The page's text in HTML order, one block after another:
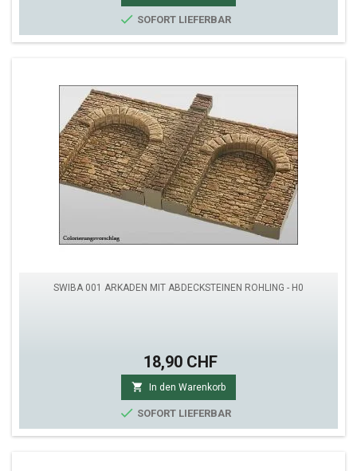
 SOFORT LIEFERBAR
SWIBA 001 ARKADEN MIT ABDECKSTEINEN ROHLING - H0
18,90 CHF
 In den Warenkorb
 SOFORT LIEFERBAR